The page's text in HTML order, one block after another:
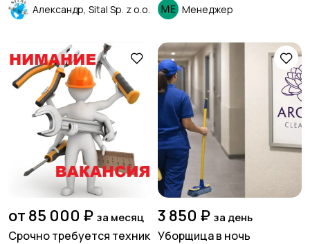
Александр, Sital Sp. z o.o. Менеджер
от 85 000 ₽ за месяц
Срочно требуется техник
3 850 ₽ за день
Уборщица в ночь